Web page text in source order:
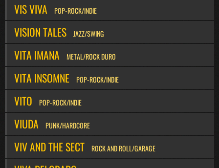
VIS VIVA POP-ROCK/INDIE
VISION TALES JAZZ/SWING
VITA IMANA METAL/ROCK DURO
VITA INSOMNE POP-ROCK/INDIE
VITO POP-ROCK/INDIE
VIUDA PUNK/HARDCORE
VIV AND THE SECT ROCK AND ROLL/GARAGE